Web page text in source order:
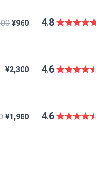
¥960 4.8
¥2,300 4.6
¥1,980 4.6